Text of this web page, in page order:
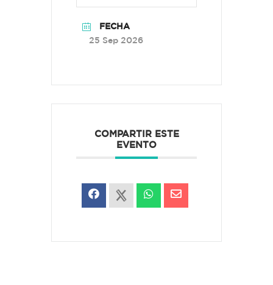
FECHA
25 Sep 2026
COMPARTIR ESTE
EVENTO